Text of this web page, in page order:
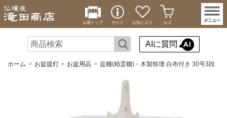
仏壇トップ ガイド お気に入り カゴ
AIに質問
ホーム お盆提灯 お盆用品 盆棚(精霊棚)・木製祭壇 白布付き 30号3段